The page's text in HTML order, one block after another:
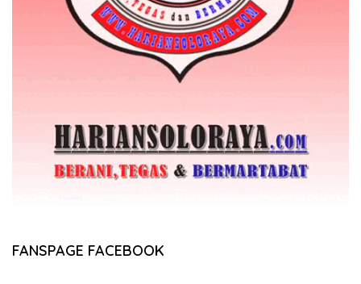
FANSPAGE FACEBOOK